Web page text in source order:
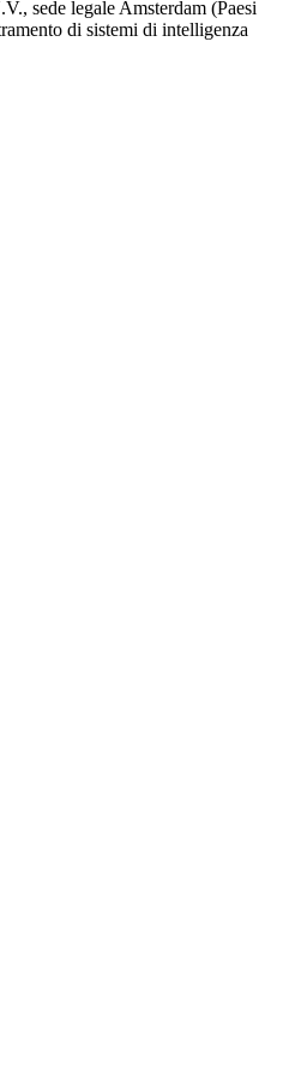
sede legale Amsterdam (Paesi
di sistemi di intelligenza